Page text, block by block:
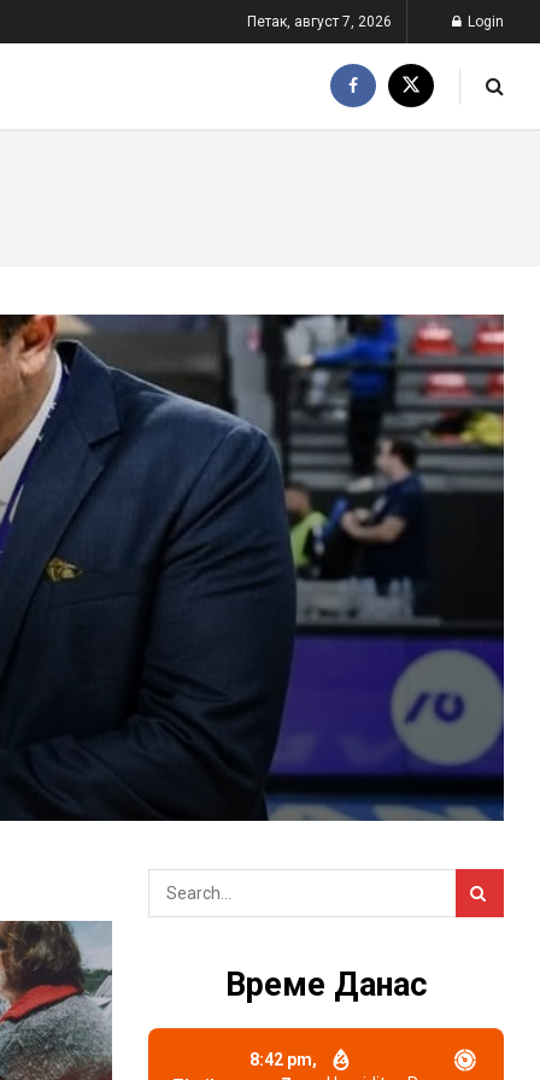
Петак, август 7, 2026 Login
Време Данас
8:42 pm,